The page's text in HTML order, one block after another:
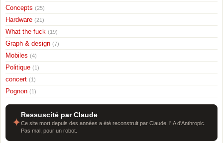
Concepts (25)
Hardware (21)
What the fuck (19)
Graph & design (7)
Mobiles (4)
Politique (1)
concert (1)
Pognon (1)
✦
Ressuscité par Claude
Ce site mort depuis des années a été reconstruit par Claude, l'IA d'Anthropic.
Pas mal, pour un robot.